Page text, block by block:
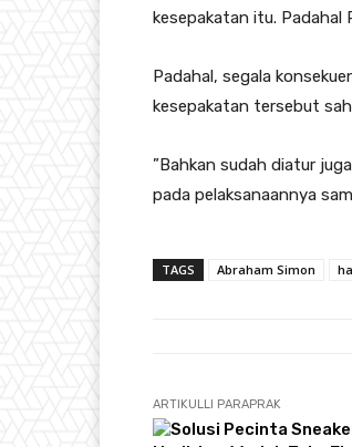
kesepakatan itu. Padahal
​Padahal, segala
kesepakatan tersebut
​”Bahkan sudah diatur
pada pelaksanaannya
TAGS Abraham Simon
ARTIKULLI PARAPRAK